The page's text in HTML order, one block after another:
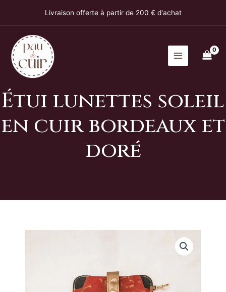
Livraison offerte à partir de 200 € d'achat
Étui lunettes soleil
en cuir bordeaux et
doré
en
bordeaux
et
doré